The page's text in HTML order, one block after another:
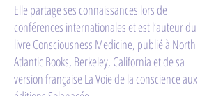
Elle partage ses connaissances lors de
conférences internationales et est l’auteur du
livre Consciousness Medicine, publié à North
Atlantic Books, Berkeley, California et de sa
version française La Voie de la conscience aux